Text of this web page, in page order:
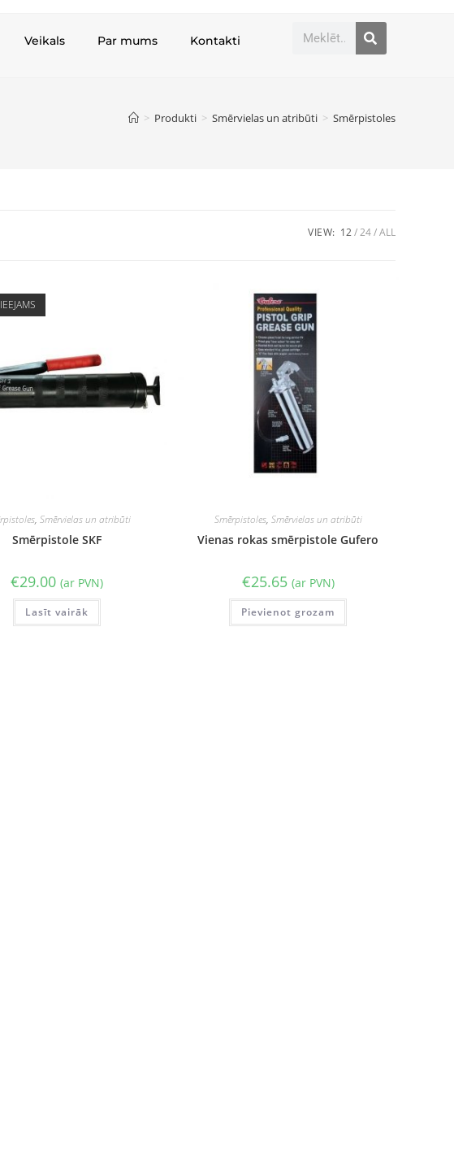
Veikals Par mums Kontakti
> Produkti > Smērvielas un atribūti > Smērpistoles
VIEW: 12 24 ALL
,Smērvielas un atribūti
Smērpistole SKF
€29.00 (ar PVN)
Lasīt vairāk
Smērpistoles, Smērvielas un atribūti
Vienas rokas smērpistole Gufero
€25.65 (ar PVN)
Pievienot grozam